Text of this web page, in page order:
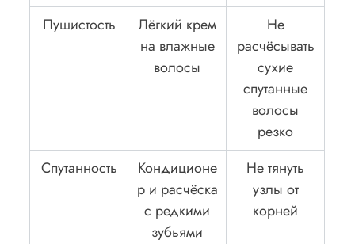
Пушистость
Лёгкий крем
на влажные
волосы
Не
расчёсывать
сухие
спутанные
волосы
резко
Спутанность
Кондиционе
р и расчёска
с редкими
зубьями
Не тянуть
узлы от
корней